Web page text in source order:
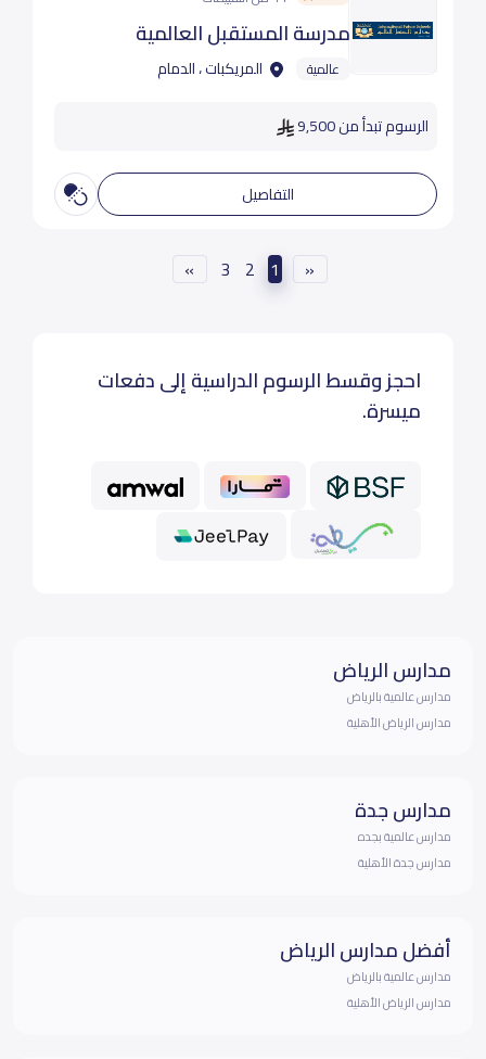
مدرسة المستقبل العالمية
عالمية المريكبات ، الدمام
الرسوم تبدأ من 9,500
التفاصيل
«
1
2
3
»
احجز وقسط الرسوم الدراسية إلى دفعات
ميسرة.
مدارس الرياض
مدارس عالمية بالرياض
مدارس الرياض الأهلية
مدارس جدة
مدارس عالمية بجده
مدارس جدة الأهلية
أفضل مدارس الرياض
مدارس عالمية بالرياض
مدارس الرياض الأهلية